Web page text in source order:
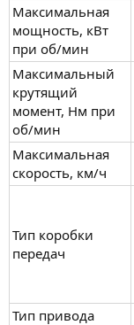
Максимальная
мощность, кВт
при об/мин
Максимальный
крутящий
момент, Нм при
об/мин
Максимальная
скорость, км/ч
Тип коробки
передач
Тип привода